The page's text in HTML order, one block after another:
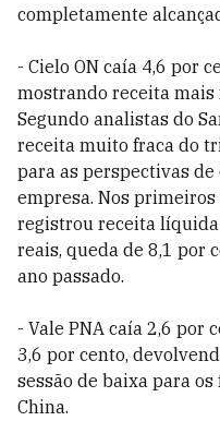
completamente
- Cielo ON caía 4,6 por
mostrando receita mais
Segundo analistas do
receita muito fraca do
para as perspectivas
empresa. Nos primeiros
registrou receita
reais, queda de 8,1 por
ano passado.
- Vale PNA caía 2,6 por
3,6 por cento,
sessão de baixa para
China.